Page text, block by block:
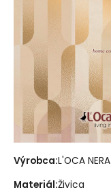
Výrobca:L'OCA NERA
Materiál:Živica